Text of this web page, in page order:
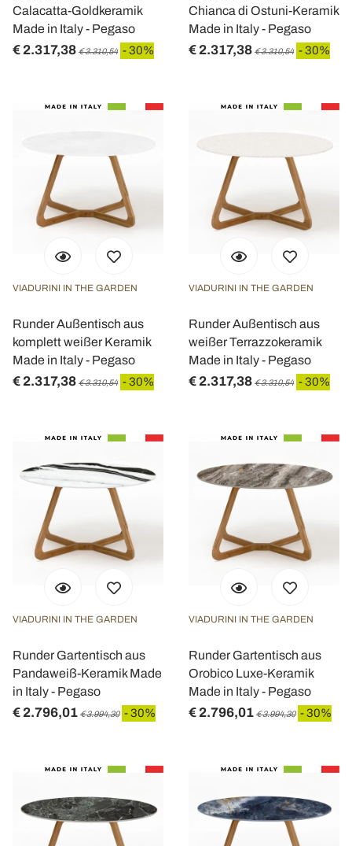
Calacatta-Goldkeramik
Made in Italy - Pegaso
€ 2.317,38 € 3.310,54 - 30%
Chianca di Ostuni-Keramik
Made in Italy - Pegaso
€ 2.317,38 € 3.310,54 - 30%
VIADURINI IN THE GARDEN
Runder Außentisch aus
komplett weißer Keramik
Made in Italy - Pegaso
€ 2.317,38 € 3.310,54 - 30%
VIADURINI IN THE GARDEN
Runder Außentisch aus
weißer Terrazzokeramik
Made in Italy - Pegaso
€ 2.317,38 € 3.310,54 - 30%
VIADURINI IN THE GARDEN
Runder Gartentisch aus
Pandaweiß-Keramik Made
in Italy - Pegaso
€ 2.796,01 € 3.994,30 - 30%
VIADURINI IN THE GARDEN
Runder Gartentisch aus
Orobico Luxe-Keramik
Made in Italy - Pegaso
€ 2.796,01 € 3.994,30 - 30%